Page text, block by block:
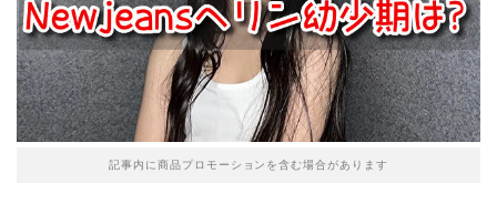
記事内に商品プロモーションを含む場合があります